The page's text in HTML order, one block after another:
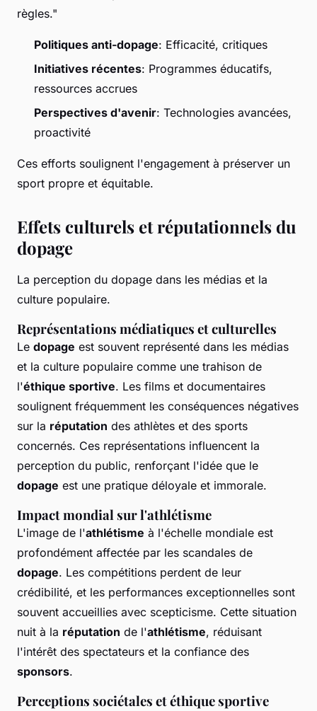
règles."
Politiques anti-dopage: Efficacité, critiques
Initiatives récentes: Programmes éducatifs,
ressources accrues
Perspectives d'avenir: Technologies avancées,
proactivité
Ces efforts soulignent l'engagement à préserver un
sport propre et équitable.
Effets culturels et réputationnels du
dopage
La perception du dopage dans les médias et la
culture populaire.
Représentations médiatiques et culturelles
Le dopage est souvent représenté dans les médias
et la culture populaire comme une trahison de
l'éthique sportive. Les films et documentaires
soulignent fréquemment les conséquences négatives
sur la réputation des athlètes et des sports
concernés. Ces représentations influencent la
perception du public, renforçant l'idée que le
dopage est une pratique déloyale et immorale.
Impact mondial sur l'athlétisme
L'image de l'athlétisme à l'échelle mondiale est
profondément affectée par les scandales de
dopage. Les compétitions perdent de leur
crédibilité, et les performances exceptionnelles sont
souvent accueillies avec scepticisme. Cette situation
nuit à la réputation de l'athlétisme, réduisant
l'intérêt des spectateurs et la confiance des
sponsors.
Perceptions sociétales et éthique sportive